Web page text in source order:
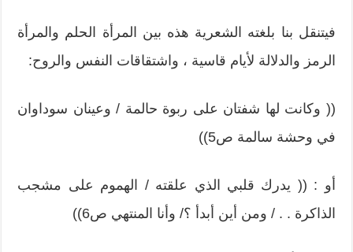
فيتنقل بنا بلغته الشعرية هذه بين المرأة الحلم والمرأة
الرمز والدلالة لأيام قاسية ، واشتقاقات النفس والروح:
(( وكانت لها شفتان على ربوة حالمة / وعينان سوداوان
في وحشة سالمة ص5))
أو : (( يدرك قلبي الذي علقته / الهموم على مشجب
الذاكرة . . / ومن أين أبدأ ؟/ وأنا المنتهي ص6))